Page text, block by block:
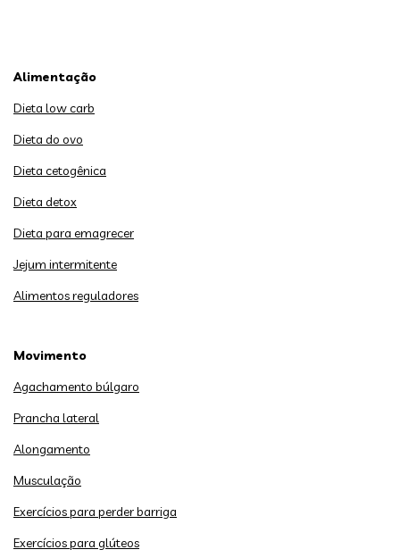
Alimentação
Dieta low carb
Dieta do ovo
Dieta cetogênica
Dieta detox
Dieta para emagrecer
Jejum intermitente
Alimentos reguladores
Movimento
Agachamento búlgaro
Prancha lateral
Alongamento
Musculação
Exercícios para perder barriga
Exercícios para glúteos